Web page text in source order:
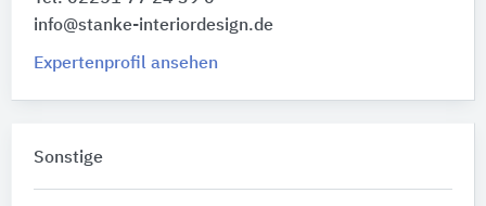
info@stanke-interiordesign.de
Expertenprofil ansehen
Sonstige